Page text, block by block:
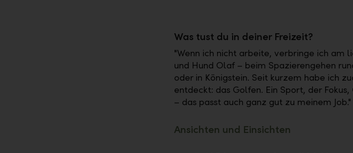
Was tust du in deiner Freizeit?
"Wenn ich nicht arbeite, verbringe ich am
und Hund Olaf – beim Spazierengehen
oder in Königstein. Seit kurzem habe ich
entdeckt: das Golfen. Ein Sport, der
– das passt auch ganz gut zu meinem Job."
Ansichten und Einsichten